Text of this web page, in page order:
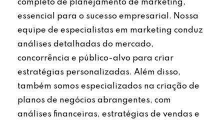
completo de planejamento de marketing,
essencial para o sucesso empresarial. Nossa
equipe de especialistas em marketing conduz
análises detalhadas do mercado,
concorrência e público-alvo para criar
estratégias personalizadas. Além disso,
também somos especializados na criação de
planos de negócios abrangentes, com
análises financeiras, estratégias de vendas e